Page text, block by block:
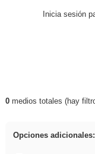
Inicia sesión
Resultados de:
0medios totales (hay
Opciones adicionales: